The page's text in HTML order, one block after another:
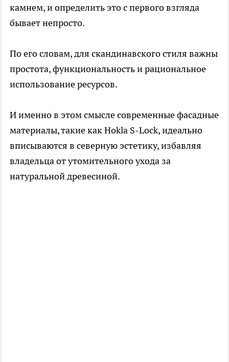
камнем, и определить это с первого взгляда
бывает непросто.
По его словам, для скандинавского стиля важны
простота, функциональность и рациональное
использование ресурсов.
И именно в этом смысле современные фасадные
материалы, такие как Hokla S-Lock, идеально
вписываются в северную эстетику, избавляя
владельца от утомительного ухода за
натуральной древесиной.